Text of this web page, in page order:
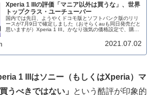
Xperia 1 IIIの評価「マニア以外は買うな」、世界
トップクラス・ユーチューバー
国内では先日、ようやくドコモ版とソフトバンク版のリリ
ースが7月9日で確定しました（おそらくauも同日発売だと
思いますが）Xperia 1 III。かなり強気の価格設定で、購入
2021.07.02
1 IIIはソニー（もしくはXperia）マ
うべきではない」
という酷評が印象的